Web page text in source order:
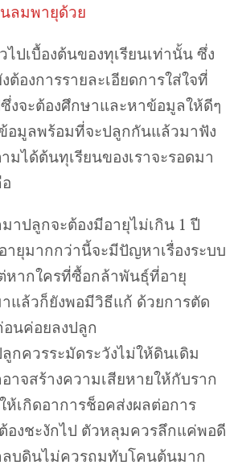
ลมพายุด้วย
ปเบื้องต้นของทุเรียนเท่านั้น ซึ่ง
องการรายละเอียดการใส่ใจที่
งจะต้องศึกษาและหาข้อมูลให้ดีๆ
อมูลพร้อมที่จะปลูกกันแล้วมาฟัง
มได้ต้นทุเรียนของเราจะรอดมา
าปลูกจะต้องมีอายุไม่เกิน 1 ปี
ายุมากกว่านี้จะมีปัญหาเรื่องระบบ
หากใครที่ซื้อกล้าพันธุ์ที่อายุ
แล้วก็ยังพอมีวิธีแก้ ด้วยการตัด
นค่อยลงปลูก
กควรระมัดระวังไม่ให้ดินเดิม
าจสร้างความเสียหายให้กับราก
ห้เกิดอาการช็อคส่งผลต่อการ
องชะงักไป ตัวหลุมควรลึกแค่พอดี
ลบดินไม่ควรถมทับโคนต้นมาก